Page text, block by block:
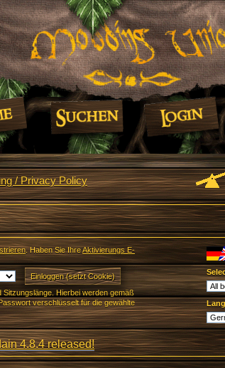
/ Privacy Policy
. Haben Sie IhreAktivierungs E-
Hierbei werden gemäß
verschlüsselt für die gewählte
4.8.4 released!